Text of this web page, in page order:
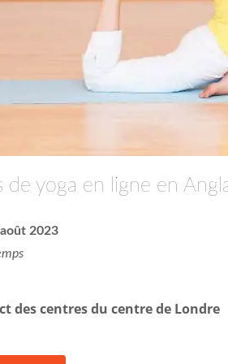
de yoga en ligne en
2023
des centres du centre de Londre